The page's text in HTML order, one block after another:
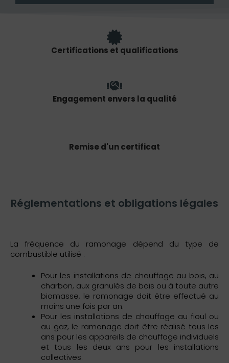
Certifications et qualifications
Engagement envers la qualité
Remise d'un certificat
Réglementations et obligations légales
La fréquence du ramonage dépend du type de
combustible utilisé :
Pour les installations de chauffage au bois, au
charbon, aux granulés de bois ou à toute autre
biomasse, le ramonage doit être effectué au
moins une fois par an.
Pour les installations de chauffage au fioul ou
au gaz, le ramonage doit être réalisé tous les
ans pour les appareils de chauffage individuels
et tous les deux ans pour les installations
collectives.